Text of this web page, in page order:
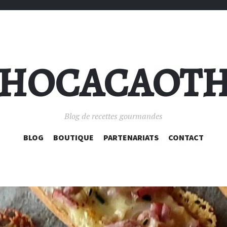
Blog de recettes gourmandes
ALLER
BLOG BOUTIQUE PARTENARIATS CONTACT